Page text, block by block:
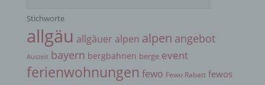
Stichworte
allgäu allgäuer alpen alpen angebot
Auszeit bayern bergbahnen berge event
ferienwohnungen fewo Fewo Rabatt fewos
g) Verantwortlicher oder für die Verarbeitung
Verantwortlicher
Verantwortlicher oder für die Verarbeitung